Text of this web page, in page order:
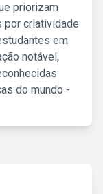
priorizam
por criatividade
em
notável,
do mundo -